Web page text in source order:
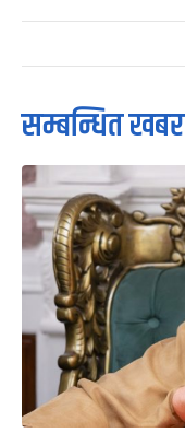
सम्बन्धित खबर